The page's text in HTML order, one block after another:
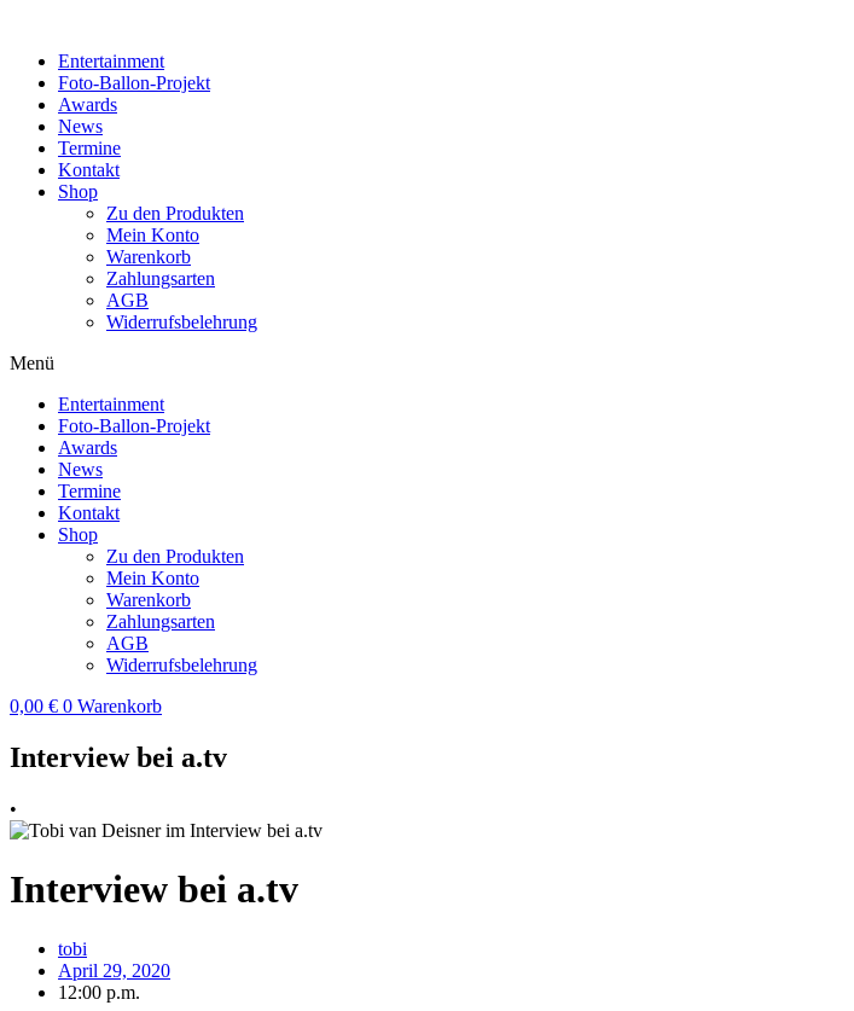
wechselnEntertainment
Foto-Ballon-Projekt
Awards
News
Termine
Kontakt
Shop
Zu den Produkten
Mein Konto
Warenkorb
Zahlungsarten
AGB
Widerrufsbelehrung
Menü
Entertainment
Foto-Ballon-Projekt
Awards
News
Termine
Kontakt
Shop
Zu den Produkten
Mein Konto
Warenkorb
Zahlungsarten
AGB
Widerrufsbelehrung
0,00 € 0 Warenkorb
Interview bei a.tv
•
Interview bei a.tv
tobi
April 29, 2020
12:00 p.m.